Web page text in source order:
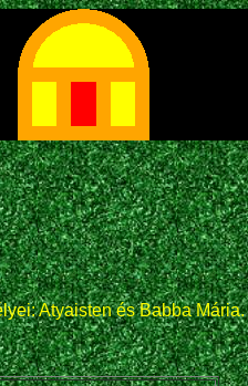
Atyaisten és Babba